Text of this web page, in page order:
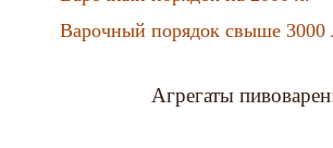
Варочный порядок свыше 3000
Агрегаты